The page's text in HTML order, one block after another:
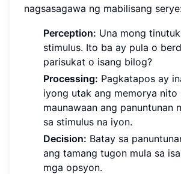
nagsasagawa ng mabilisang
Perception: Una mong
stimulus. Ito ba ay pula o
parisukat o isang bilog?
Processing: Pagkatapos ay
iyong utak ang memorya nito
maunawaan ang panuntunan
sa stimulus na iyon.
Decision: Batay sa
ang tamang tugon mula sa
mga opsyon.